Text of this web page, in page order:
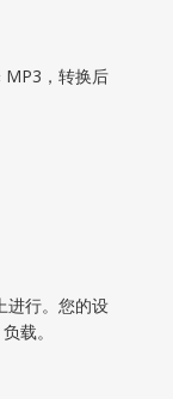
MP3，转换后
进行。您的设
载。